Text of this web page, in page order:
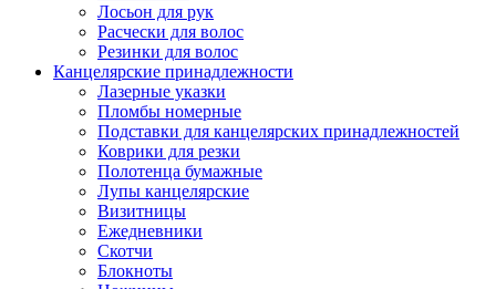
Лосьон для рук
Расчески для волос
Резинки для волос
Канцелярские принадлежности
Лазерные указки
Пломбы номерные
Подставки для канцелярских принадлежностей
Коврики для резки
Полотенца бумажные
Лупы канцелярские
Визитницы
Ежедневники
Скотчи
Блокноты